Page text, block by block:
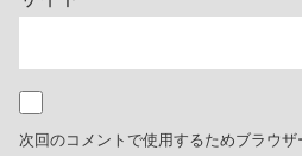
次回のコメントで使用するためブラウ